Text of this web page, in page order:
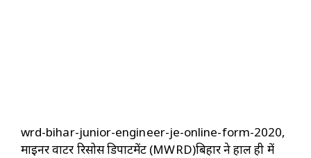
wrd-bihar-junior-engineer-je-online-form-2020,
माइनर वाटर रिसोर्स डिपार्टमेंट (MWRD)बिहार ने हाल ही में